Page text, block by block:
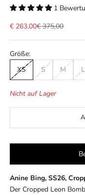
1
Angebot
€ 263,00Regulärer Preis
€ 375,00
Größe:
XS
S M L
Nicht auf Lager
Anine Bing, SS26,
Der Cropped Leon